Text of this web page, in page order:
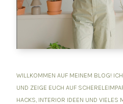
WILLKOMMEN AUF MEINEM BLOG!
UND ZEIGE EUCH AUF
HACKS, INTERIOR IDEEN UND VIELES